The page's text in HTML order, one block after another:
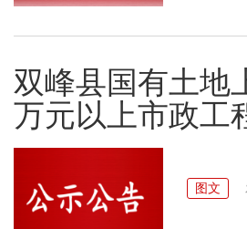
双峰县国有土地
万元以上市政工
图文